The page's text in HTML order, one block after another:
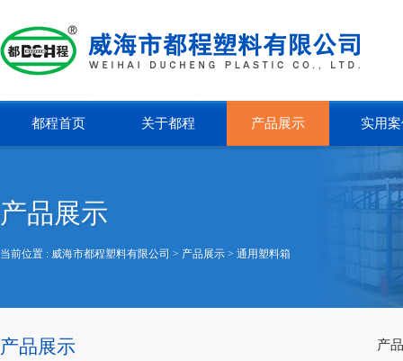
都程首页 关于都程 产品展示 实用
产品展示
当前位置 : 威海市都程塑料有限公司 > 产品展示 > 通用塑料箱
产品展示 产